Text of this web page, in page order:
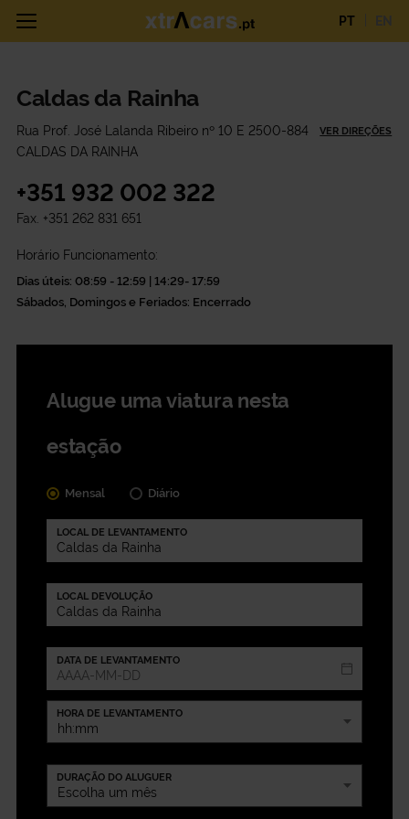
PT
Caldas da Rainha
Rua Prof. José Lalanda Ribeiro nº 10 E 2500-884
CALDAS DA RAINHA
VER DIREÇÕES
+351 932 002 322
Fax. +351 262 831 651
Horário Funcionamento:
Dias úteis: 08:59 - 12:59 | 14:29- 17:59
Sábados, Domingos e Feriados: Encerrado
Alugue uma viatura nesta
estação
Mensal Diário
LOCAL DE LEVANTAMENTO
LOCAL DEVOLUÇÃO
DATA DE LEVANTAMENTO
HORA DE LEVANTAMENTO
DURAÇÃO DO ALUGUER